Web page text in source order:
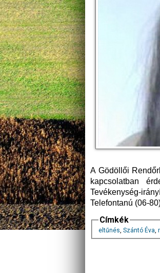
A Gödöllői
kapcsolatban
Tevékenység-
Telefontanú (06-
Címkék
eltűnés, Szántó Éva,